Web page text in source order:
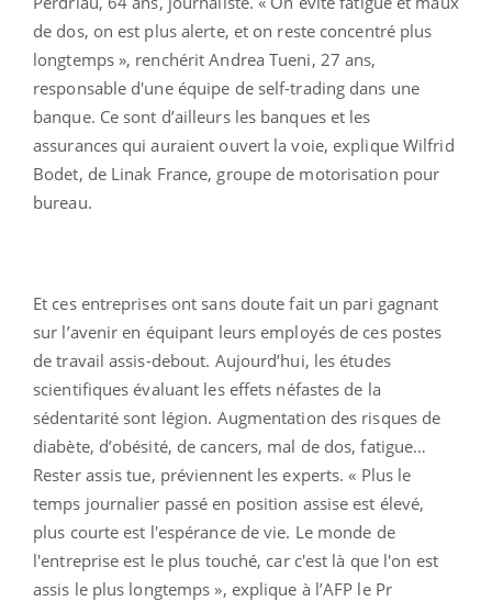
de dos, on est plus alerte, et on reste concentré plus
longtemps », renchérit Andrea Tueni, 27 ans,
responsable d'une équipe de self-trading dans une
banque. Ce sont d’ailleurs les banques et les
assurances qui auraient ouvert la voie, explique Wilfrid
Bodet, de Linak France, groupe de motorisation pour
bureau.
Et ces entreprises ont sans doute fait un pari gagnant
sur l’avenir en équipant leurs employés de ces postes
de travail assis-debout. Aujourd’hui, les études
scientifiques évaluant les effets néfastes de la
sédentarité sont légion. Augmentation des risques de
diabète, d’obésité, de cancers, mal de dos, fatigue…
Rester assis tue, préviennent les experts. « Plus le
temps journalier passé en position assise est élevé,
plus courte est l'espérance de vie. Le monde de
l'entreprise est le plus touché, car c'est là que l'on est
assis le plus longtemps », explique à l’AFP le Pr